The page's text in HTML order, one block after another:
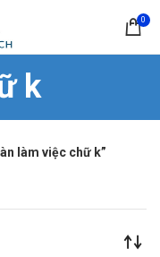
0
k
làm việc chữ k”